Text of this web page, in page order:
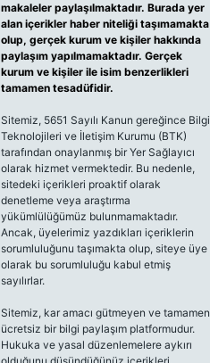
makaleler paylaşılmaktadır. Burada yer
alan içerikler haber niteliği taşımamakta
olup, gerçek kurum ve kişiler hakkında
paylaşım yapılmamaktadır. Gerçek
kurum ve kişiler ile isim benzerlikleri
tamamen tesadüfidir.
Sitemiz, 5651 Sayılı Kanun gereğince Bilgi
Teknolojileri ve İletişim Kurumu (BTK)
tarafından onaylanmış bir Yer Sağlayıcı
olarak hizmet vermektedir. Bu nedenle,
sitedeki içerikleri proaktif olarak
denetleme veya araştırma
yükümlülüğümüz bulunmamaktadır.
Ancak, üyelerimiz yazdıkları içeriklerin
sorumluluğunu taşımakta olup, siteye üye
olarak bu sorumluluğu kabul etmiş
sayılırlar.
Sitemiz, kar amacı gütmeyen ve tamamen
ücretsiz bir bilgi paylaşım platformudur.
Hukuka ve yasal düzenlemelere aykırı